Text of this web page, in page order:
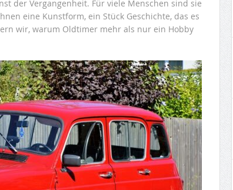
der Vergangenheit. Für viele Menschen sind sie
eine Kunstform, ein Stück Geschichte, das es
wir, warum Oldtimer mehr als nur ein Hobby